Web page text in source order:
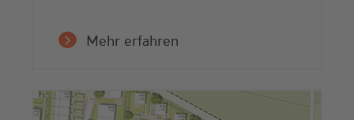
Mehr erfahren